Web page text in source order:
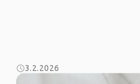
3.2.2026